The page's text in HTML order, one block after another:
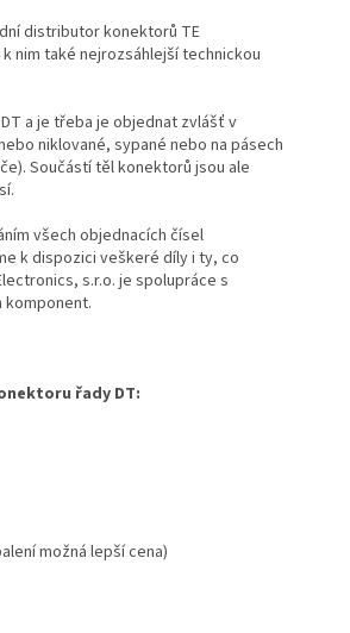
distributor konektorů TE
nim také nejrozsáhlejší technickou
a je třeba je objednat zvlášť v
niklované, sypané nebo na pásech
Součástí těl konektorů jsou ale
všech objednacích čísel
k dispozici veškeré díly i ty, co
s.r.o. je spolupráce s
řady DT:
možná lepší cena)